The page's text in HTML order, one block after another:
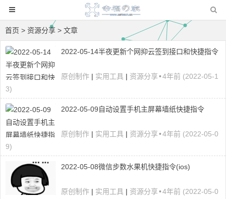
首页 > 资源分享 > 文章
2022-05-14半夜更新个网抑云签到接口和快捷指令
原创制作 | 实用工具 | 资源分享•4年前 (2022-05-1
3)
2022-05-09自动设置手机主屏幕墙纸快捷指令
原创制作 | 实用工具 | 资源分享•4年前 (2022-05-0
9)
2022-05-08微信步数水果机快捷指令(ios)
原创制作 | 实用工具 | 资源分享•4年前 (2022-05-0